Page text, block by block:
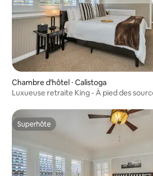
Chambre d'hôtel ⋅ Calistoga
Luxueuse retraite King - À pied des
Superhôte
Superhôte